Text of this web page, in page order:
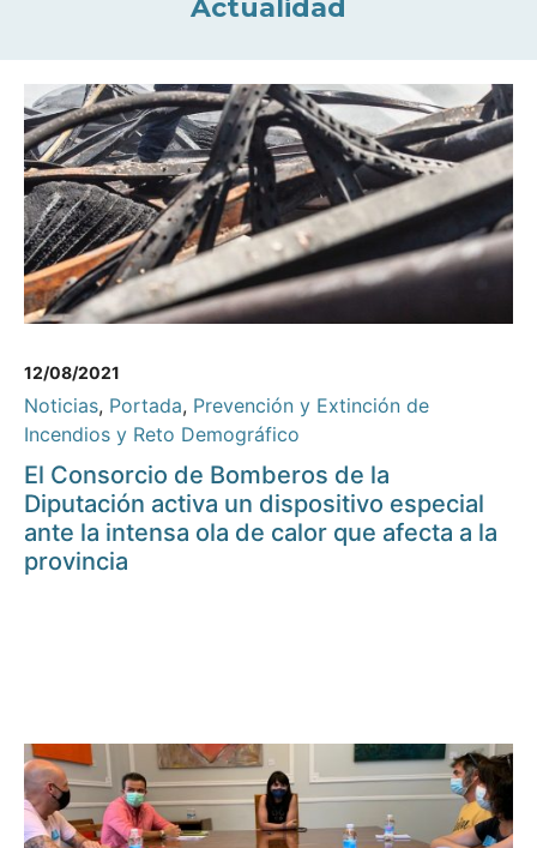
Actualidad
12/08/2021
Noticias, Portada, Prevención y Extinción de
Incendios y Reto Demográfico
El Consorcio de Bomberos de la
Diputación activa un dispositivo especial
ante la intensa ola de calor que afecta a la
provincia